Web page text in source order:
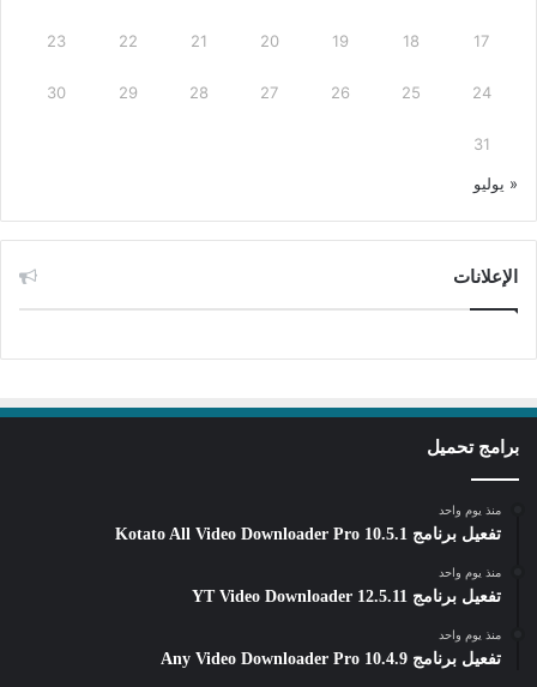
17
18
19
20
21
22
23
24
25
26
27
28
29
30
31
« يوليو
الإعلانات
برامج تحميل
منذ يوم واحد
تفعيل برنامج Kotato All Video Downloader Pro 10.5.1
منذ يوم واحد
تفعيل برنامج YT Video Downloader 12.5.11
منذ يوم واحد
تفعيل برنامج Any Video Downloader Pro 10.4.9